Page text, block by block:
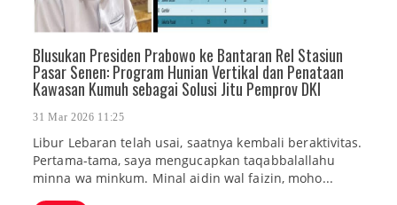
Blusukan Presiden Prabowo ke Bantaran Rel Stasiun
Pasar Senen: Program Hunian Vertikal dan Penataan
Kawasan Kumuh sebagai Solusi Jitu Pemprov DKI
31 Mar 2026 11:25
Libur Lebaran telah usai, saatnya kembali beraktivitas.
Pertama-tama, saya mengucapkan taqabbalallahu
minna wa minkum. Minal aidin wal faizin, moho...